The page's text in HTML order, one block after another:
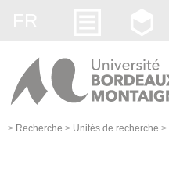
> Recherche > Unités de recherche >